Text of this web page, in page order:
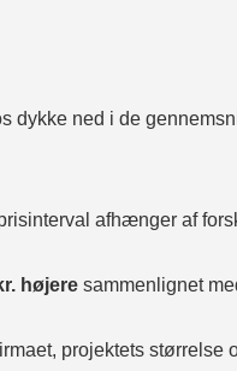
ned i de
afhænger af
højere sammenlignet
projektets størrelse